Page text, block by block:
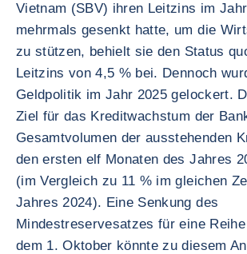
Vietnam (SBV) ihren Leitzins im
mehrmals gesenkt hatte, um die
zu stützen, behielt sie den Status
Leitzins von 4,5 % bei. Dennoch
Geldpolitik im Jahr 2025 gelockert.
Ziel für das Kreditwachstum der
Gesamtvolumen der ausstehenden
den ersten elf Monaten des Jahres
(im Vergleich zu 11 % im gleichen
Jahres 2024). Eine Senkung des
Mindestreservesatzes für eine
dem 1. Oktober könnte zu diesem